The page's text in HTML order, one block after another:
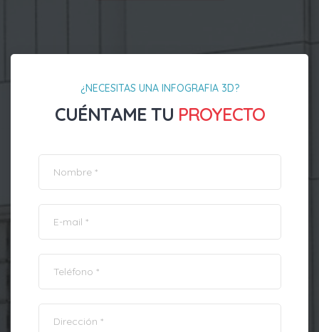
¿NECESITAS UNA INFOGRAFIA 3D?
CUÉNTAME TU PROYECTO